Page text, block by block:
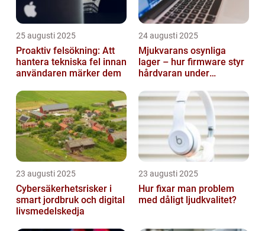
25 augusti 2025
Proaktiv felsökning: Att
hantera tekniska fel innan
användaren märker dem
24 augusti 2025
Mjukvarans osynliga
lager – hur firmware styr
hårdvaran under
23 augusti 2025
Cybersäkerhetsrisker i
smart jordbruk och digital
livsmedelskedja
23 augusti 2025
Hur fixar man problem
med dåligt ljudkvalitet?